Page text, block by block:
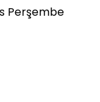
Perşembe